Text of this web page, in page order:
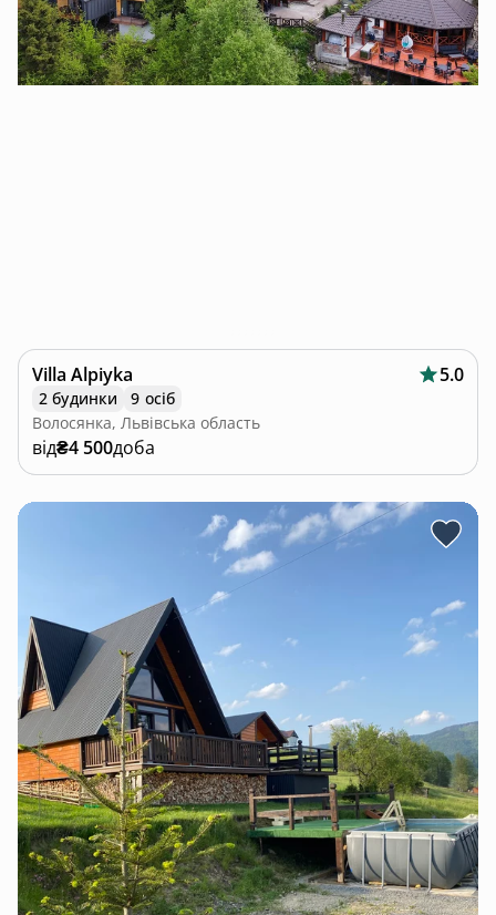
Villa Alpiyka 5.0
2 будинки
9 осіб
Волосянка, Львівська область
від₴4 500доба